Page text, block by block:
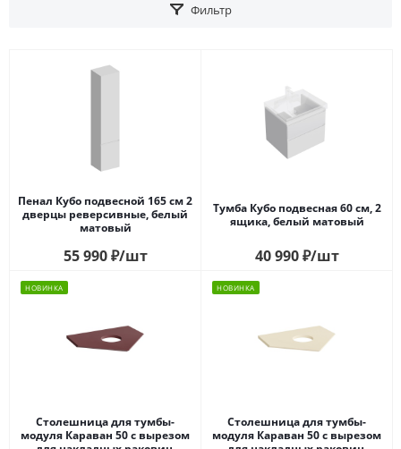
Фильтр
Пенал Кубо подвесной 165 см 2
дверцы реверсивные, белый
матовый
55 990₽/шт
Тумба Кубо подвесная 60 см, 2
ящика, белый матовый
40 990₽/шт
НОВИНКА
Столешница для тумбы-
модуля Караван 50 с вырезом
НОВИНКА
Столешница для тумбы-
модуля Караван 50 с вырезом